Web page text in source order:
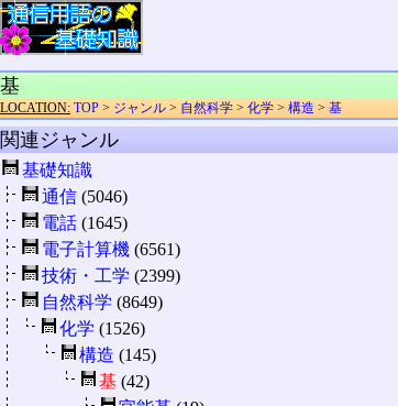
基
LOCATION: TOP > ジャンル > 自然科学 > 化学 > 構造 > 基
関連ジャンル
基礎知識
通信 (5046)
電話 (1645)
電子計算機 (6561)
技術・工学 (2399)
自然科学 (8649)
化学 (1526)
構造 (145)
基 (42)